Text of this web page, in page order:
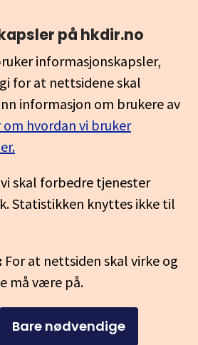
på hkdir.no
informasjonskapsler,
for at nettsidene skal
informasjon om brukere av
om hvordan vi bruker
skal forbedre tjenester
Statistikken knyttes ikke til
For at nettsiden skal virke og
må være på.
Bare nødvendige